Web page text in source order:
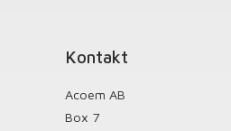
Kontakt
Acoem AB
Box 7